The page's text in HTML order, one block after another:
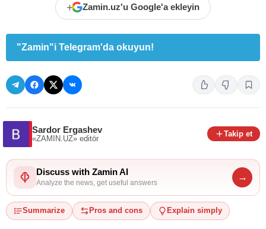
+ Zamin.uz'u Google'a ekleyin
"Zamin"i Telegram'da okuyun!
Sardor Ergashev
«ZAMIN.UZ» editör
Takip et
Discuss with Zamin AI
Analyze the news, get useful answers
→
Summarize Pros and cons Explain simply